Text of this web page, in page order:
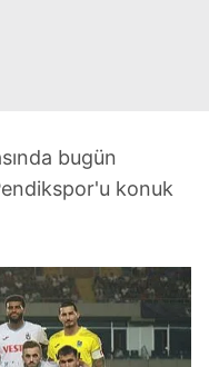
bugün
konuk